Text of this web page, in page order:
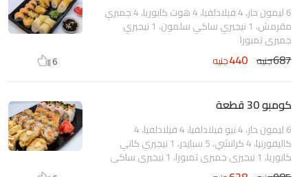
6 ليمون حار، 4 فيلادلفيا، 4 هوت كابوريا، 4 جمبري
مقرمش، 1 نيجيري ساكي سلمون، 1 نيجيري
جمبري تمبورا
687جنيه 440جنيه 6
كومبو 30 قطعة
6 ليمون حار، 4 نيو فيلادلفيا، 4 فيلادلفيا، 4
كاليفورنيا، 4 كرانشي، 5 سبايدر، 1 نيجيري كاني
كابوريا، 1 نيجيري جمبري تمبورا، 1 نيجيري ساكي
سلمون